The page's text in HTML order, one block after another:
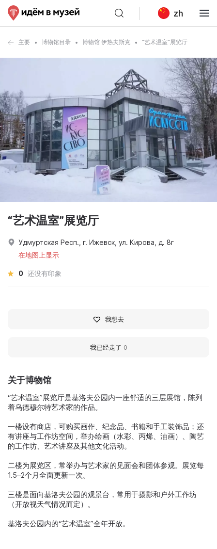
zh
主要 博物馆目录 博物馆 伊热夫斯克 “艺术温室”展览厅
关于博物馆
“艺术温室”展览厅是基洛夫公园内一座舒适的三层展馆，陈列
着乌德穆尔特艺术家的作品。
一楼设有商店，可购买画作、纪念品、书籍和手工装饰品；还
有讲座与工作坊空间，举办绘画（水彩、丙烯、油画）、陶艺
的工作坊、艺术讲座及其他文化活动。
二楼为展览区，常举办与艺术家的见面会和团体参观。展览每
1.5–2个月全面更新一次。
三楼是面向基洛夫公园的观景台，常用于摄影和户外工作坊
（开放视天气情况而定）。
基洛夫公园内的“艺术温室”全年开放。
“艺术温室”展览厅
Удмуртская Респ., г. Ижевск, ул. Кирова, д. 8г
在地图上显示
0 还没有印象
我想去
我已经走了 0